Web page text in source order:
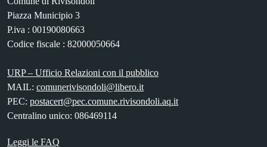
Piazza Municipio 3
P.iva : 00190080663
Codice fiscale : 82000050664
URP – Ufficio Relazioni con il pubblico
MAIL: comunerivisondoli@libero.it
PEC: postacert@pec.comune.rivisondoli.aq.it
Centralino unico: 086469114
Leggi le FAQ